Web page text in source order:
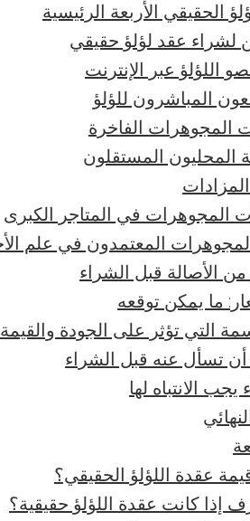
الحقيقي الأربعة الرئيسية
الأصالة قبل الشراء
ما يمكن توقعه
التي تؤثر على الجودة والقيمة
تسأل عنه قبل الشراء
الانتباه لها
عقدة اللؤلؤ الحقيقي؟
إذا كانت عقدة اللؤلؤ حقيقية؟